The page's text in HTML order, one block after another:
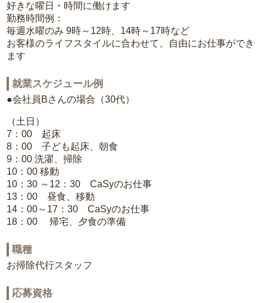
好きな曜日・時間に働けます
勤務時間例：
毎週水曜のみ 9時～12時、14時～17時など
お客様のライフスタイルに合わせて、自由にお仕事ができ
ます
就業スケジュール例
●会社員Bさんの場合（30代）
（土日）
7：00 起床
8：00 子ども起床、朝食
9：00 洗濯、掃除
10：00 移動
10：30 ～12：30 CaSyのお仕事
13：00 昼食、移動
14：00～17：30 CaSyのお仕事
18：00 帰宅、夕食の準備
職種
お掃除代行スタッフ
応募資格